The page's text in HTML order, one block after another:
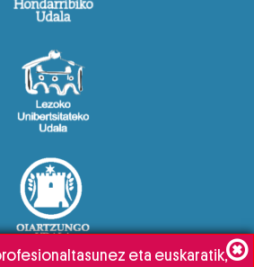
eta euskaratik,